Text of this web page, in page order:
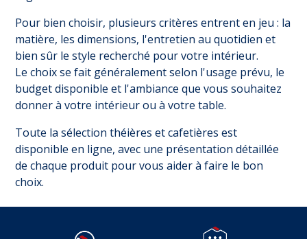
Pour bien choisir, plusieurs critères entrent en jeu : la
matière, les dimensions, l'entretien au quotidien et
bien sûr le style recherché pour votre intérieur.
Le choix se fait généralement selon l'usage prévu, le
budget disponible et l'ambiance que vous souhaitez
donner à votre intérieur ou à votre table.
Toute la sélection théières et cafetières est
disponible en ligne, avec une présentation détaillée
de chaque produit pour vous aider à faire le bon
choix.